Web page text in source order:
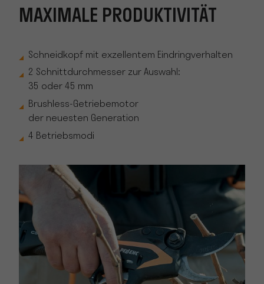
MAXIMALE PRODUKTIVITÄT
Schneidkopf mit exzellentem Eindringverhalten
2 Schnittdurchmesser zur Auswahl:
35 oder 45 mm
Brushless-Getriebemotor
der neuesten Generation
4 Betriebsmodi